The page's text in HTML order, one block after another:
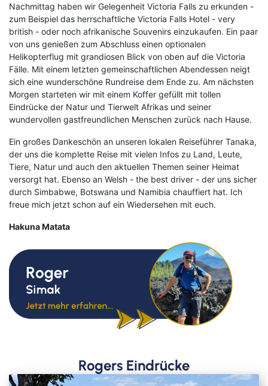
Nachmittag haben wir Gelegenheit Victoria Falls zu erkunden -
zum Beispiel das herrschaftliche Victoria Falls Hotel - very
british - oder noch afrikanische Souvenirs einzukaufen. Ein paar
von uns genießen zum Abschluss einen optionalen
Helikopterflug mit grandiosen Blick von oben auf die Victoria
Fälle. Mit einem letzten gemeinschaftlichen Abendessen neigt
sich eine wunderschöne Rundreise dem Ende zu. Am nächsten
Morgen starteten wir mit einem Koffer gefüllt mit tollen
Eindrücke der Natur und Tierwelt Afrikas und seiner
wundervollen gastfreundlichen Menschen zurück nach Hause.
Ein großes Dankeschön an unseren lokalen Reiseführer Tanaka,
der uns die komplette Reise mit vielen Infos zu Land, Leute,
Tiere, Natur und auch den aktuellen Themen seiner Heimat
versorgt hat. Ebenso an Welsh - the best driver - der uns sicher
durch Simbabwe, Botswana und Namibia chauffiert hat. Ich
freue mich jetzt schon auf ein Wiedersehen mit euch.
Hakuna Matata
Rogers Eindrücke